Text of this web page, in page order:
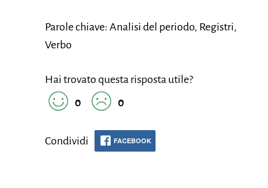
Parole chiave: Analisi del periodo, Registri,
Verbo
Hai trovato questa risposta utile?
0
0
Condividi FACEBOOK